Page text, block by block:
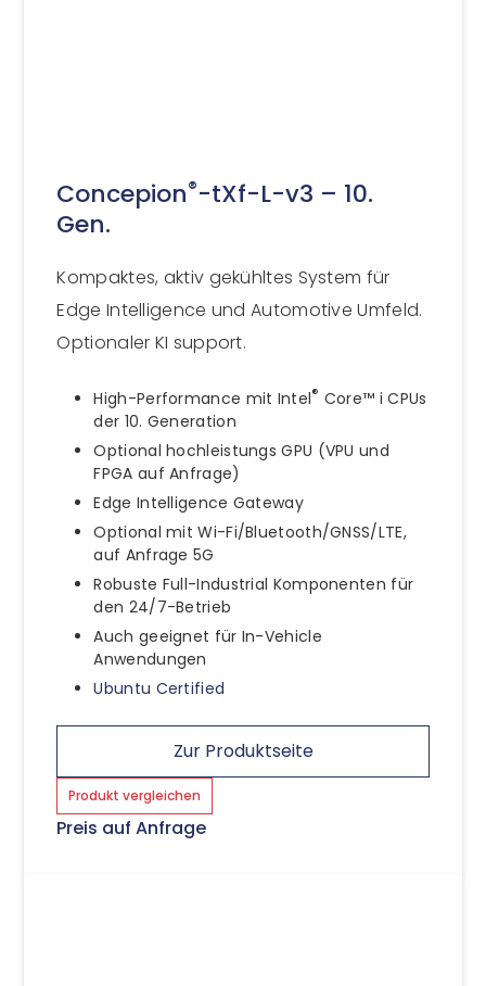
Concepion®-tXf-L-v3 – 10.
Gen.
Kompaktes, aktiv gekühltes System für
Edge Intelligence und Automotive Umfeld.
Optionaler KI support.
High-Performance mit Intel® Core™ i CPUs
der 10. Generation
Optional hochleistungs GPU (VPU und
FPGA auf Anfrage)
Edge Intelligence Gateway
Optional mit Wi-Fi/Bluetooth/GNSS/LTE,
auf Anfrage 5G
Robuste Full-Industrial Komponenten für
den 24/7-Betrieb
Auch geeignet für In-Vehicle
Anwendungen
Ubuntu Certified
Zur Produktseite
Produkt vergleichen
Preis auf Anfrage